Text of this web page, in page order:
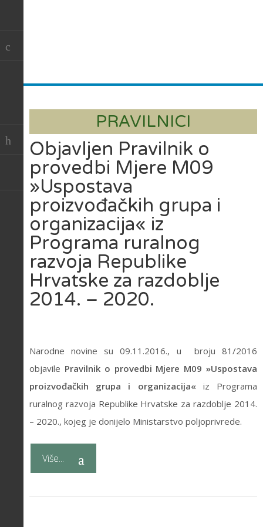
PRAVILNICI
Objavljen Pravilnik o
provedbi Mjere M09
»Uspostava
proizvođačkih grupa i
organizacija« iz
Programa ruralnog
razvoja Republike
Hrvatske za razdoblje
2014. – 2020.
Narodne novine su 09.11.2016., u broju 81/2016
objavile Pravilnik o provedbi Mjere M09 »Uspostava
proizvođačkih grupa i organizacija« iz Programa
ruralnog razvoja Republike Hrvatske za razdoblje 2014.
– 2020., kojeg je donijelo Ministarstvo poljoprivrede.
Više...